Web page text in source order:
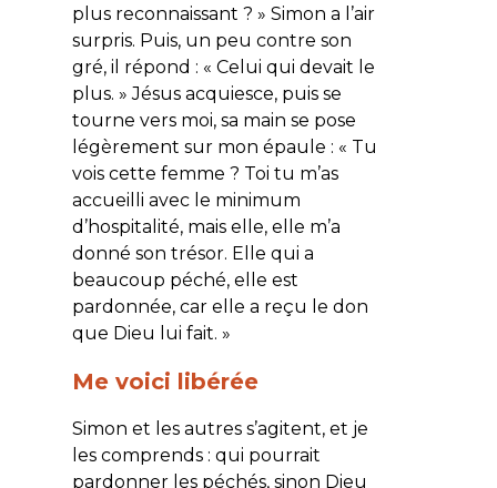
plus reconnaissant ? » Simon a l’air
surpris. Puis, un peu contre son
gré, il répond : « Celui qui devait le
plus. » Jésus acquiesce, puis se
tourne vers moi, sa main se pose
légèrement sur mon épaule : « Tu
vois cette femme ? Toi tu m’as
accueilli avec le minimum
d’hospitalité, mais elle, elle m’a
donné son trésor. Elle qui a
beaucoup péché, elle est
pardonnée, car elle a reçu le don
que Dieu lui fait. »
Me voici libérée
Simon et les autres s’agitent, et je
les comprends : qui pourrait
pardonner les péchés, sinon Dieu